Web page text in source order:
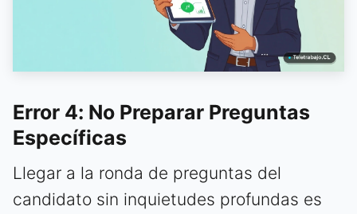
Error 4: No Preparar Preguntas
Específicas
Llegar a la ronda de preguntas del
candidato sin inquietudes profundas es